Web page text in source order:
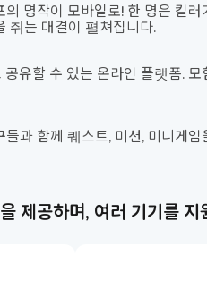
의 명작이 모바일로! 한 명은 킬
쥐는 대결이 펼쳐집니다.
유할 수 있는 온라인 플랫폼.
들과 함께 퀘스트, 미션, 미니게
제공하며, 여러 기기를 지